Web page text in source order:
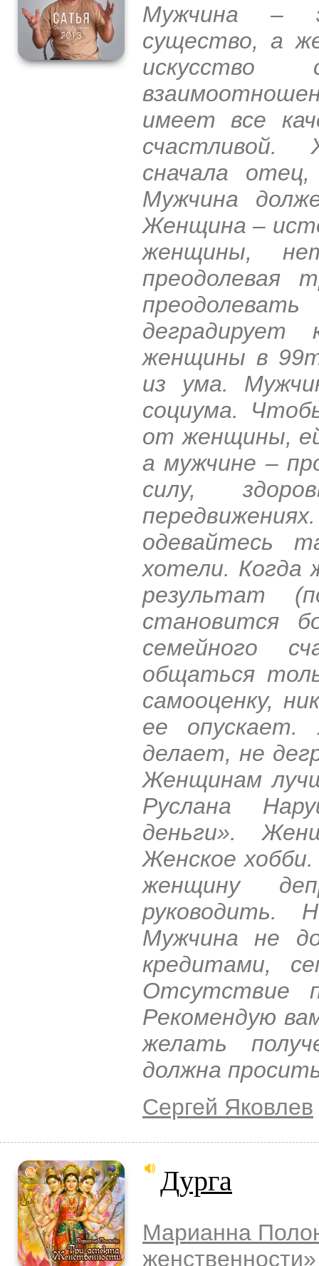
Мужчина –
существо, а
имеет все
сначала
Мужчина
Женщина –
женщины,
преодолевая
женщины в
из ума.
социума.
от женщины,
а мужчине –
силу,
одевайтесь
хотели. Когда
результат
становится
семейного
общаться
самооценку,
ее опускает.
делает, не
Женщинам
Руслана
деньги».
Женское
женщину
руководить.
Мужчина не
кредитами,
Отсутствие
Рекомендую
желать
должна
Сергей Яковлев
Дурга
Марианна
женственности»